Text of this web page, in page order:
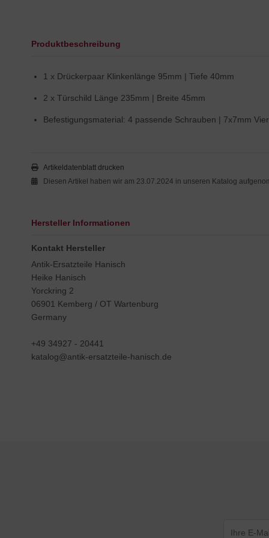
Produktbeschreibung
1 x Drückerpaar Klinkenlänge 95mm | Tiefe 40mm
2 x Türschild Länge 235mm | Breite 45mm
Befestigungsmaterial: 4 passende Schrauben | 7x7mm
Artikeldatenblatt drucken
Diesen Artikel haben wir am 23.07.2024 in unseren Katalog
Hersteller Informationen
Kontakt Hersteller
Antik-Ersatzteile Hanisch
Heike Hanisch
Yorckring 2
06901 Kemberg / OT Wartenburg
Germany
+49 34927 - 20441
katalog@antik-ersatzteile-hanisch.de